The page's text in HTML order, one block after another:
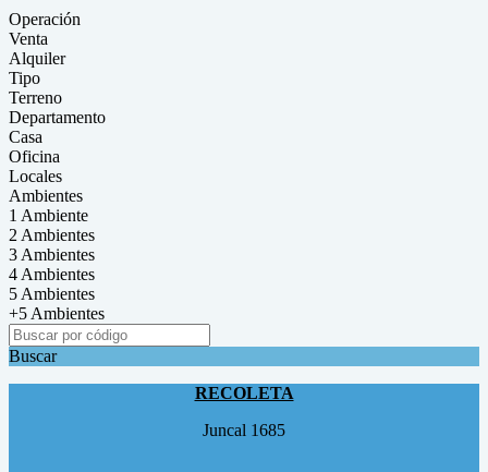
Operación
Venta
Alquiler
Tipo
Terreno
Departamento
Casa
Oficina
Locales
Ambientes
1 Ambiente
2 Ambientes
3 Ambientes
4 Ambientes
5 Ambientes
+5 Ambientes
Buscar
RECOLETA
Juncal 1685